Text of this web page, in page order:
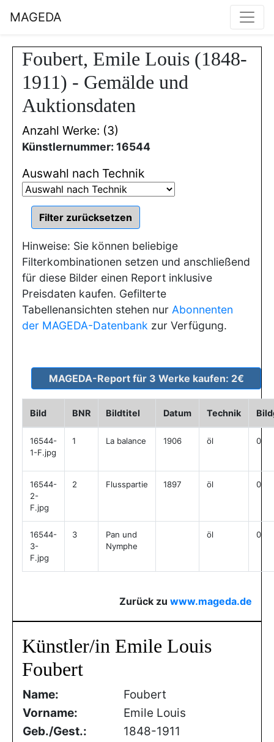
MAGEDA
Foubert, Emile Louis (1848-
1911) - Gemälde und
Auktionsdaten
Anzahl Werke: (3)
Künstlernummer: 16544
Auswahl nach Technik
Hinweise: Sie können beliebige
Filterkombinationen setzen und anschließend
für diese Bilder einen Report inklusive
Preisdaten kaufen. Gefilterte
Tabellenansichten stehen nur Abonnenten
der MAGEDA-Datenbank zur Verfügung.
Bild BNR Bildtitel Datum Technik
16544-
1-F.jpg
1 La balance 1906 öl 0
16544-
2-
F.jpg
2 Flusspartie 1897 öl 0
16544-
3-
F.jpg
3
Pan und
Nymphe
öl 0
Zurück zu www.mageda.de
Künstler/in Emile Louis
Foubert
Name:
Foubert
Vorname:
Emile Louis
Geb./Gest.:
1848-1911